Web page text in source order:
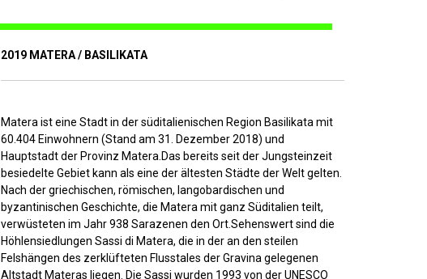
2019 MATERA / BASILIKATA
Matera ist eine Stadt in der süditalienischen Region Basilikata mit
60.404 Einwohnern (Stand am 31. Dezember 2018) und
Hauptstadt der Provinz Matera.Das bereits seit der Jungsteinzeit
besiedelte Gebiet kann als eine der ältesten Städte der Welt gelten.
Nach der griechischen, römischen, langobardischen und
byzantinischen Geschichte, die Matera mit ganz Süditalien teilt,
verwüsteten im Jahr 938 Sarazenen den Ort.Sehenswert sind die
Höhlensiedlungen Sassi di Matera, die in der an den steilen
Felshängen des zerklüfteten Flusstales der Gravina gelegenen
Altstadt Materas liegen. Die Sassi wurden 1993 von der UNESCO